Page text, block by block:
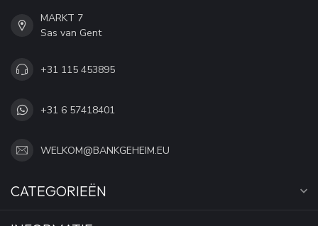
MARKT 7
Sas van Gent
+31 115 453895
+31 6 57418401
WELKOM@BANKGEHEIM.EU
CATEGORIEËN